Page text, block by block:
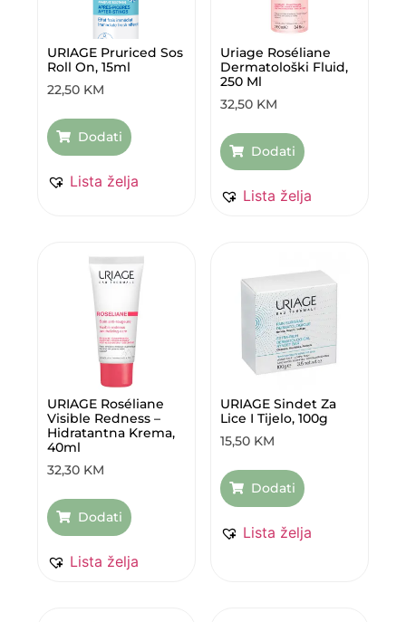
URIAGE Pruriced Sos
Roll On, 15ml
22,50 KM
Dodati
Lista želja
Uriage Roséliane
Dermatološki Fluid,
250 Ml
32,50 KM
Dodati
Lista želja
URIAGE Roséliane
Visible Redness –
Hidratantna Krema,
40ml
32,30 KM
Dodati
Lista želja
URIAGE Sindet Za
Lice I Tijelo, 100g
15,50 KM
Dodati
Lista želja